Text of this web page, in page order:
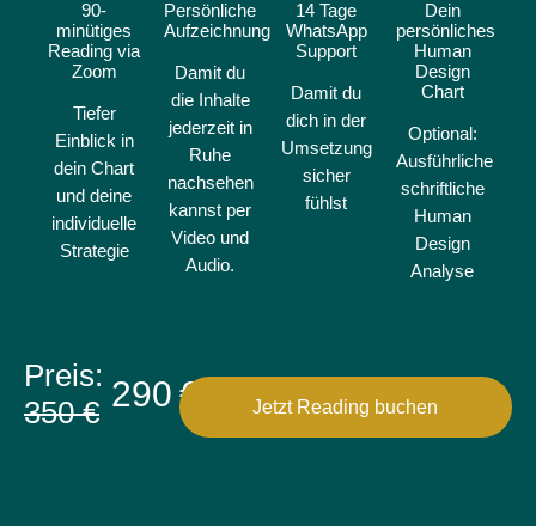
90-
minütiges
Reading via
Zoom
Tiefer
Einblick in
dein Chart
und deine
individuelle
Strategie
Persönliche
Aufzeichnung
Damit du
die Inhalte
jederzeit in
Ruhe
nachsehen
kannst per
Video und
Audio.
14 Tage
WhatsApp
Support
Damit du
dich in der
Umsetzung
sicher
fühlst
Dein
persönliches
Human
Design
Chart
Optional:
Ausführliche
schriftliche
Human
Design
Analyse
Preis:
350 € 290 € Jetzt Reading buchen